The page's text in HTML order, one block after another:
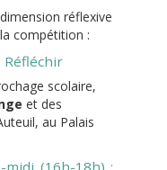
réflexive
compétition :
Réfléchir
scolaire,
et des
au Palais
midi (16h-18h) :